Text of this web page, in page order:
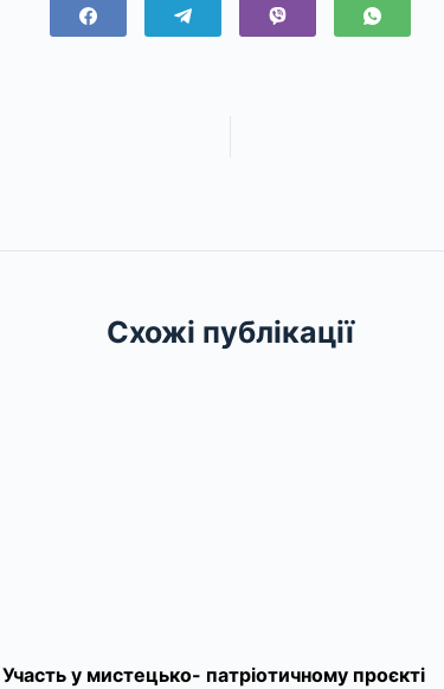
Схожі публікації
Участь у мистецько- патріотичному проєкті